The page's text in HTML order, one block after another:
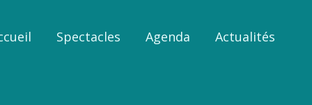
Spectacles Agenda Actualités